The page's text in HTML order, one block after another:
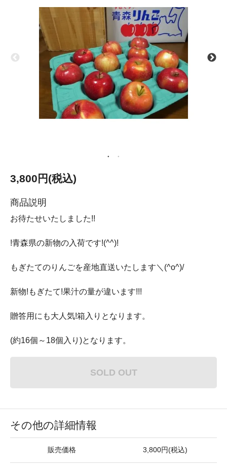
3,800円(税込)
商品説明
お待たせいたしました!!
!青森県の新物の入荷です!(^^)!
もぎたてのりんごを産地直送いたします＼(^o^)/
新物!もぎたて!果汁の量が違います!!!
贈答用にも大人気!箱入りとなります。
(約16個～18個入り)となります。
SOLD OUT
その他の詳細情報
販売価格 3,800円(税込)